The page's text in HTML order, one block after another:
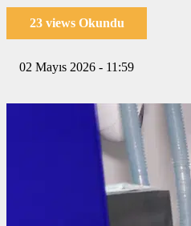
23 views Okundu
02 Mayıs 2026 - 11:59